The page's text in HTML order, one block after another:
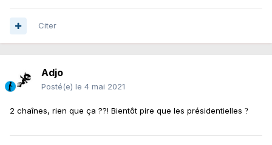
Citer
Adjo
Posté(e) le 4 mai 2021
2 chaînes, rien que ça ??! Bientôt pire que les présidentielles ?